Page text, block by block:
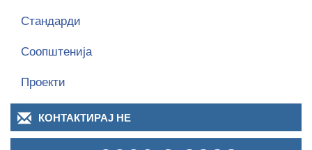
Стандарди
Соопштенија
Проекти
КОНТАКТИРАЈ НЕ